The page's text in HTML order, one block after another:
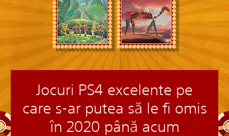
Jocuri PS4 excelente pe
care s-ar putea să le fi omis
în 2020 până acum